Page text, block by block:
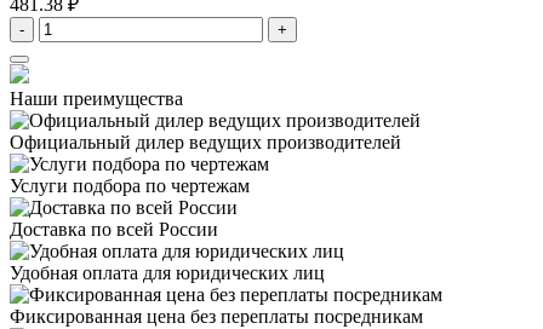
481.38 ₽
- +
Наши преимущества
Официальный дилер ведущих производителей
Услуги подбора по чертежам
Доставка по всей России
Удобная оплата для юридических лиц
Фиксированная цена без переплаты посредникам